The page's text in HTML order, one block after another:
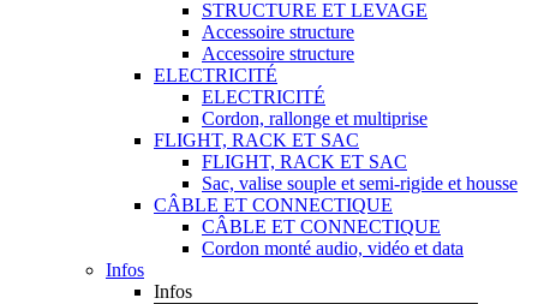
STRUCTURE ET LEVAGE
Accessoire structure
Accessoire structure
ELECTRICITÉ
ELECTRICITÉ
Cordon, rallonge et multiprise
FLIGHT, RACK ET SAC
FLIGHT, RACK ET SAC
Sac, valise souple et semi-rigide et housse
CÂBLE ET CONNECTIQUE
CÂBLE ET CONNECTIQUE
Cordon monté audio, vidéo et data
Infos
Infos